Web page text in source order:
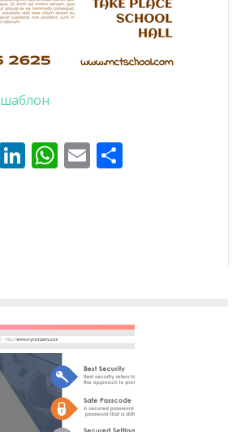
Twitter
LinkedIn
WhatsApp
Email